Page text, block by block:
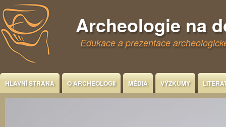
Jump to Content
Archeologie na
Edukace a prezentace
HLAVNÍ STRANA O ARCHEOLOGII MÉDIA VÝZKUMY